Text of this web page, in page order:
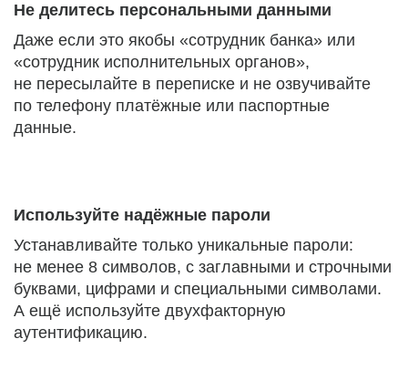
Не делитесь персональными данными
Даже если это якобы «сотрудник банка» или
«сотрудник исполнительных органов»,
не пересылайте в переписке и не озвучивайте
по телефону платёжные или паспортные
данные.
Используйте надёжные пароли
Устанавливайте только уникальные пароли:
не менее 8 символов, с заглавными и строчными
буквами, цифрами и специальными символами.
А ещё используйте двухфакторную
аутентификацию.